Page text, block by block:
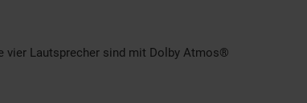
vier Lautsprecher sind mit Dolby Atmos®